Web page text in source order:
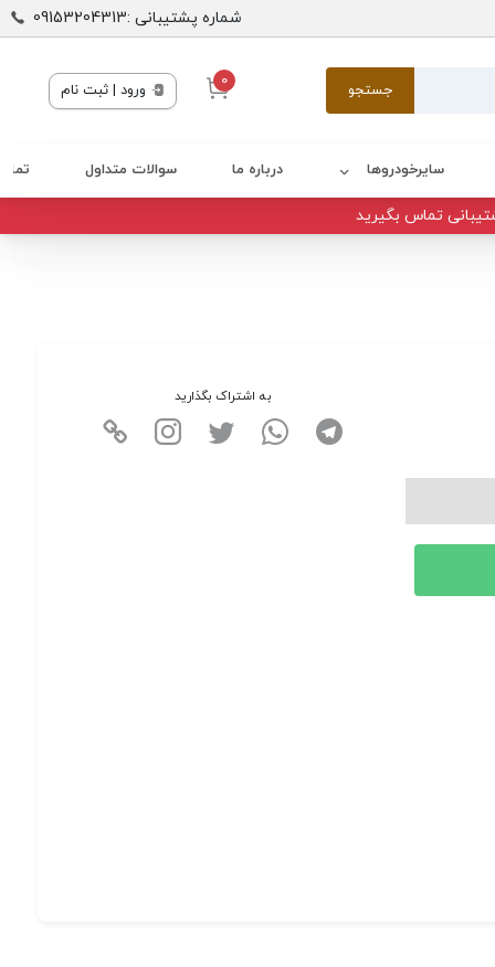
شماره پشتیبانی :09153204313
جستجو 0 ورود | ثبت نام
سایرخودروها درباره ما سوالات متداول
تماس بگیرید
به اشتراک بگذارید